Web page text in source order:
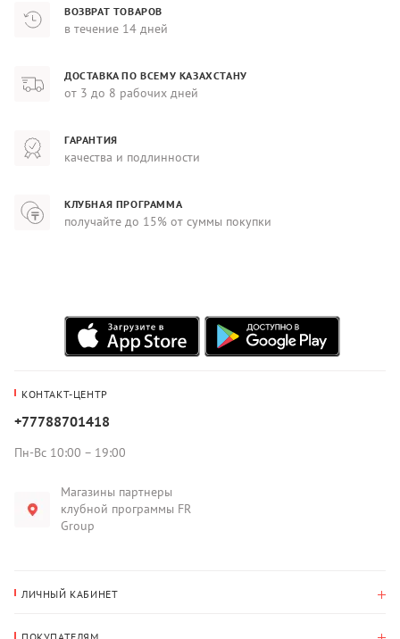
ВОЗВРАТ ТОВАРОВ
в течение 14 дней
ДОСТАВКА ПО ВСЕМУ КАЗАХСТАНУ
от 3 до 8 рабочих дней
ГАРАНТИЯ
качества и подлинности
КЛУБНАЯ ПРОГРАММА
получайте до 15% от суммы покупки
КОНТАКТ-ЦЕНТР
+77788701418
Пн-Вс 10:00 – 19:00
Магазины партнеры
клубной программы FR
Group
ЛИЧНЫЙ КАБИНЕТ